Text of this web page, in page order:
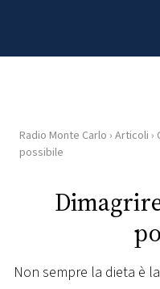
HOME
RADIO
Radio Monte Carlo › Articoli ›
possibile
Non sempre la dieta è